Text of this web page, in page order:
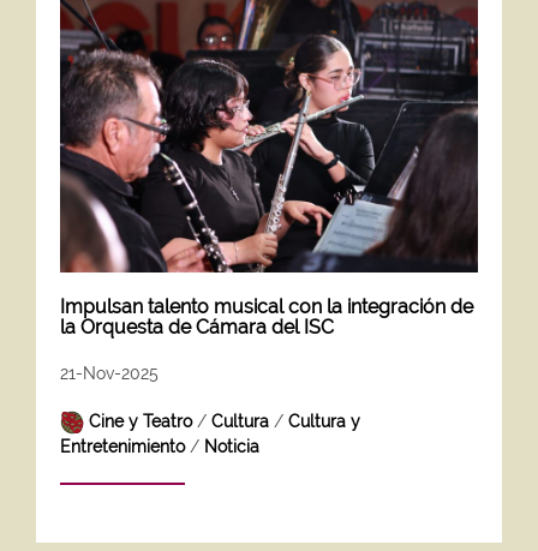
Impulsan talento musical con la integración de
la Orquesta de Cámara del ISC
21-Nov-2025
Cine y Teatro/ Cultura / Cultura y
Entretenimiento/ Noticia